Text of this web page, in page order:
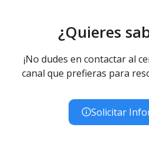
¿Quieres
¡No dudes en contactar al
canal que prefieras para
Solicitar